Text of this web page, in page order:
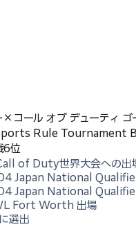
×コール オブ デューティ
Rule Tournament
6位
of Duty世界大会への出
Japan National
Japan National
Fort Worth 出場
選出